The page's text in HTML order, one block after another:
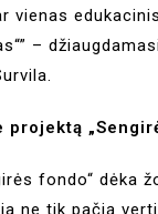
vienas
–
projektą
fondo“ dėka
ne tik pačią